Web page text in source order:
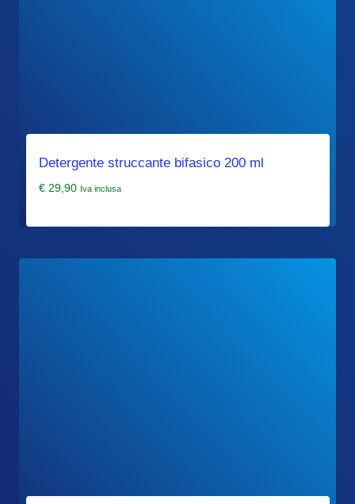
Detergente struccante bifasico 200 ml
€29,90 Iva inclusa